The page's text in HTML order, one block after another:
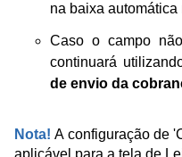
na baixa automática
Caso o campo
continuará
de envio da
Nota! A configuração de